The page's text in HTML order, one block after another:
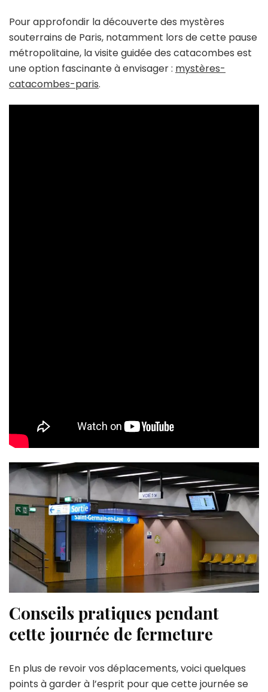
Pour approfondir la découverte des mystères
souterrains de Paris, notamment lors de cette pause
métropolitaine, la visite guidée des catacombes est
une option fascinante à envisager : mystères-
catacombes-paris.
Conseils pratiques pendant
cette journée de fermeture
En plus de revoir vos déplacements, voici quelques
points à garder à l’esprit pour que cette journée se